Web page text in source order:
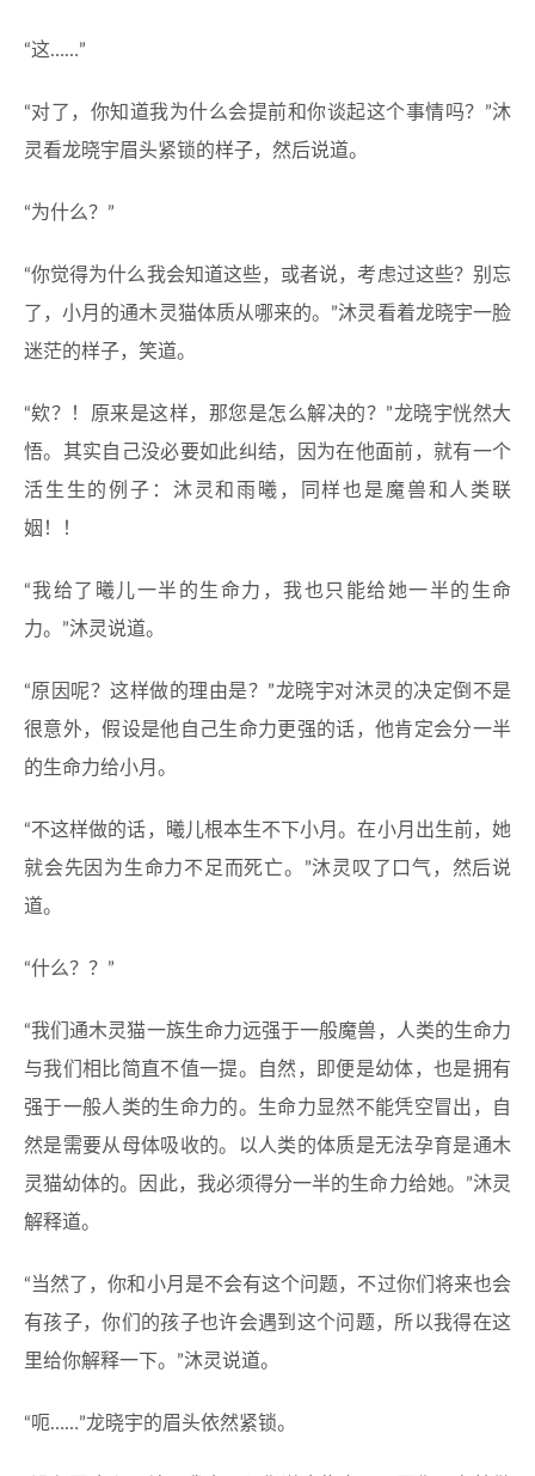
“这……”
“对了，你知道我为什么会提前和你谈起这个事情吗？”沐
灵看龙晓宇眉头紧锁的样子，然后说道。
“为什么？”
“你觉得为什么我会知道这些，或者说，考虑过这些？别忘
了，小月的通木灵猫体质从哪来的。”沐灵看着龙晓宇一脸
迷茫的样子，笑道。
“欸？！原来是这样，那您是怎么解决的？”龙晓宇恍然大
悟。其实自己没必要如此纠结，因为在他面前，就有一个
活生生的例子：沐灵和雨曦，同样也是魔兽和人类联
姻！！
“我给了曦儿一半的生命力，我也只能给她一半的生命
力。”沐灵说道。
“原因呢？这样做的理由是？”龙晓宇对沐灵的决定倒不是
很意外，假设是他自己生命力更强的话，他肯定会分一半
的生命力给小月。
“不这样做的话，曦儿根本生不下小月。在小月出生前，她
就会先因为生命力不足而死亡。”沐灵叹了口气，然后说
道。
“什么？？”
“我们通木灵猫一族生命力远强于一般魔兽，人类的生命力
与我们相比简直不值一提。自然，即便是幼体，也是拥有
强于一般人类的生命力的。生命力显然不能凭空冒出，自
然是需要从母体吸收的。以人类的体质是无法孕育是通木
灵猫幼体的。因此，我必须得分一半的生命力给她。”沐灵
解释道。
“当然了，你和小月是不会有这个问题，不过你们将来也会
有孩子，你们的孩子也许会遇到这个问题，所以我得在这
里给你解释一下。”沐灵说道。
“呃……”龙晓宇的眉头依然紧锁。